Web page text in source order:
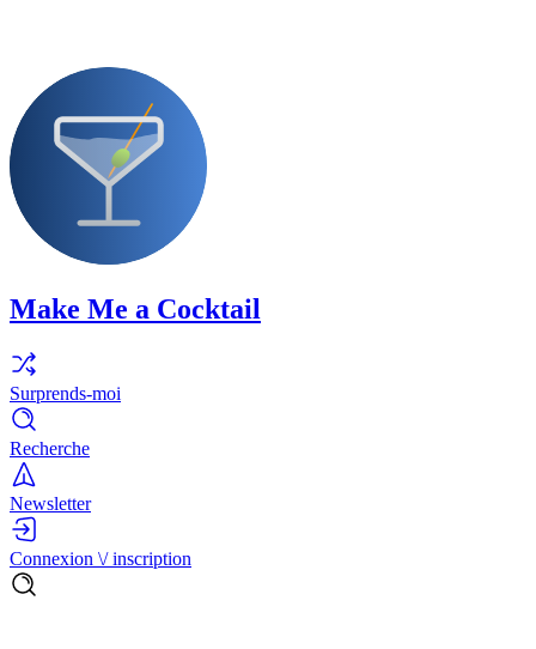
Make Me a Cocktail
Surprends-moi
Recherche
Newsletter
Connexion \/ inscription